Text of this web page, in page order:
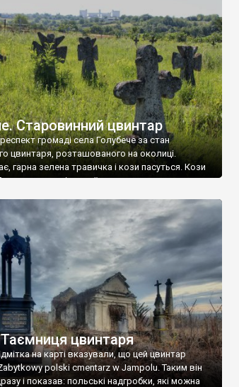
Старовинний цвинтар
громаді села Голубече за стан
цвинтаря, розташованого на околиці.
гарна зелена травичка і кози пасуться. Кози
регулятор шкідливої, для старих кладовищ,
ті бруньки обгризають, бо то улюблений
цвинтарі у Голубечому ціла колекція
форм хрестів. Село відносно невелике, […]
цвинтаря
на карті вказували, що цей цвинтар
polski cmentarz w Jampolu. Таким він
і показав: польські надгробки, які можна